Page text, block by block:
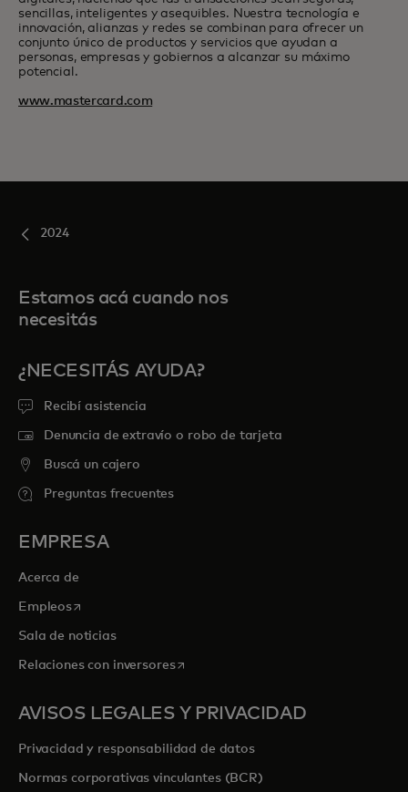
sencillas, inteligentes y asequibles. Nuestra tecnología e
innovación, alianzas y redes se combinan para ofrecer un
conjunto único de productos y servicios que ayudan a
personas, empresas y gobiernos a alcanzar su máximo
potencial.
www.mastercard.com
2024
Estamos acá cuando nos
necesitás
¿NECESITÁS AYUDA?
Recibí asistencia
Denuncia de extravío o robo de tarjeta
Buscá un cajero
Preguntas frecuentes
EMPRESA
Acerca de
Empleosse abre en una pestaña nueva
Sala de noticias
Relaciones con inversoresse abre en una pestaña nueva
AVISOS LEGALES Y PRIVACIDAD
Privacidad y responsabilidad de datos
Normas corporativas vinculantes (BCR)